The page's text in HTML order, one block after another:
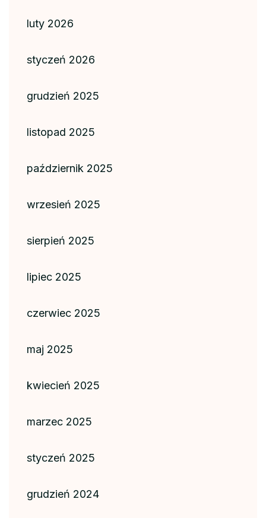
luty 2026
styczeń 2026
grudzień 2025
listopad 2025
październik 2025
wrzesień 2025
sierpień 2025
lipiec 2025
czerwiec 2025
maj 2025
kwiecień 2025
marzec 2025
styczeń 2025
grudzień 2024